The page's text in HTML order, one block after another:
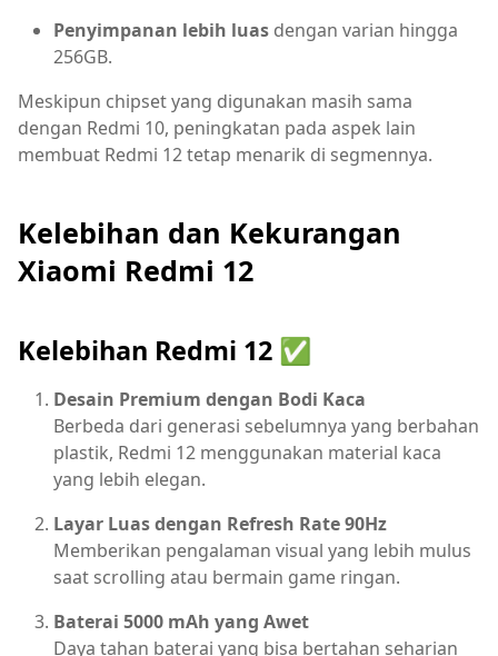
Penyimpanan lebih luas dengan varian hingga
256GB.
Meskipun chipset yang digunakan masih sama
dengan Redmi 10, peningkatan pada aspek lain
membuat Redmi 12 tetap menarik di segmennya.
Kelebihan dan Kekurangan
Xiaomi Redmi 12
Kelebihan Redmi 12 ✅
Desain Premium dengan Bodi Kaca
Berbeda dari generasi sebelumnya yang berbahan
plastik, Redmi 12 menggunakan material kaca
yang lebih elegan.
Layar Luas dengan Refresh Rate 90Hz
Memberikan pengalaman visual yang lebih mulus
saat scrolling atau bermain game ringan.
Baterai 5000 mAh yang Awet
Daya tahan baterai yang bisa bertahan seharian